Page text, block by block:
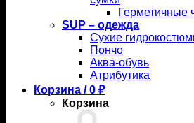
Герметичные
SUP – одежда
Сухие
Пончо
Аква-обувь
Атрибутика
Корзина /0 ₽
Корзина